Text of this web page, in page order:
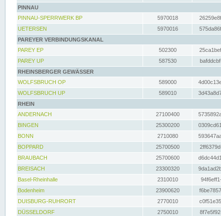
PINNAU
PINNAU-SPERRWERK BP
5970018
UETERSEN
5970016
PAREYER VERBINDUNGSKANAL
PAREY EP
502300
PAREY UP
587530
RHEINSBERGER GEWÄSSER
WOLFSBRUCH OP
589000
WOLFSBRUCH UP
589010
RHEIN
ANDERNACH
27100400
BINGEN
25300200
BONN
2710080
BOPPARD
25700500
BRAUBACH
25700600
BREISACH
23300320
Basel-Rheinhalle
2310010
Bodenheim
23900620
DUISBURG-RUHRORT
2770010
DÜSSELDORF
2750010